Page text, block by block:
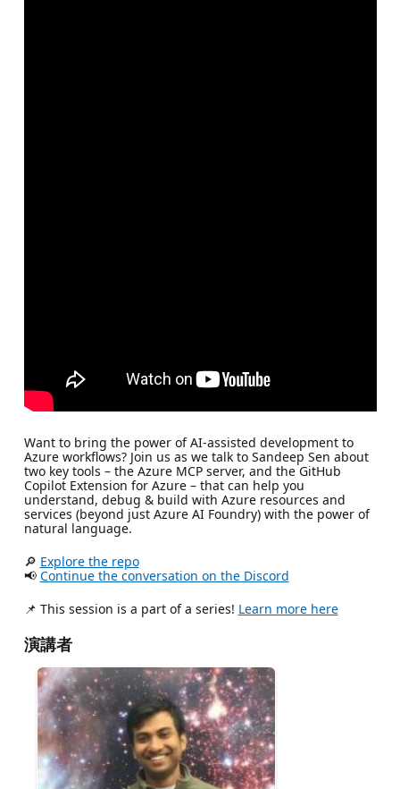
Want to bring the power of AI-assisted development to
Azure workflows? Join us as we talk to Sandeep Sen about
two key tools – the Azure MCP server, and the GitHub
Copilot Extension for Azure – that can help you
understand, debug & build with Azure resources and
services (beyond just Azure AI Foundry) with the power of
natural language.
🔎 Explore the repo
📢 Continue the conversation on the Discord
📌 This session is a part of a series! Learn more here
演講者